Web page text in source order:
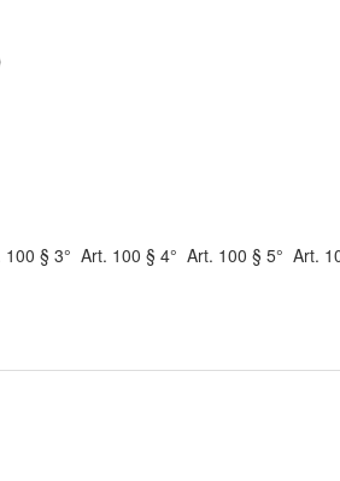
§ 3° Art. 100 § 4° Art. 100 § 5° Art.